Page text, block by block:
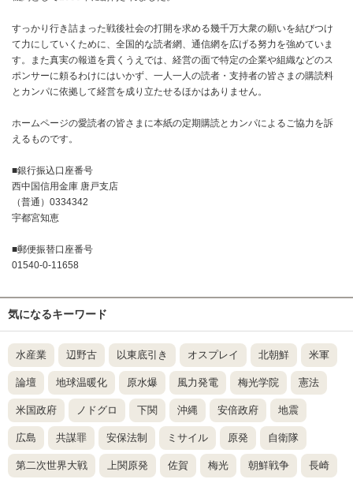
すっかり行き詰まった戦後社会の打開を求める幾千万大衆の願いを結びつけ
て力にしていくために、全国的な読者網、通信網を広げる努力を強めていま
す。また真実の報道を貫くうえでは、経営の面で特定の企業や組織などのス
ポンサーに頼るわけにはいかず、一人一人の読者・支持者の皆さまの購読料
とカンパに依拠して経営を成り立たせるほかはありません。
ホームページの愛読者の皆さまに本紙の定期購読とカンパによるご協力を訴
えるものです。
■銀行振込口座番号
西中国信用金庫 唐戸支店
（普通）0334342
宇都宮知恵
■郵便振替口座番号
01540-0-11658
気になるキーワード
水産業 辺野古 以東底引き オスプレイ 北朝鮮 米軍
論壇 地球温暖化 原水爆 風力発電 梅光学院 憲法
米国政府 ノドグロ 下関 沖縄 安倍政府 地震
広島 共謀罪 安保法制 ミサイル 原発 自衛隊
第二次世界大戦 上関原発 佐賀 梅光 朝鮮戦争 長崎